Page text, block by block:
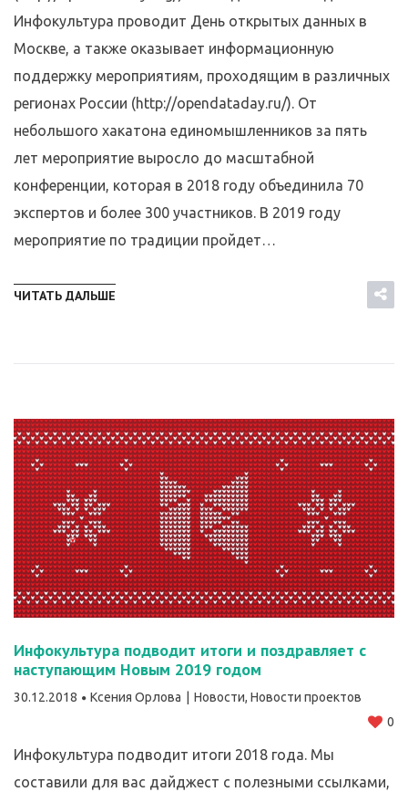
Инфокультура проводит День открытых данных в
Москве, а также оказывает информационную
поддержку мероприятиям, проходящим в различных
регионах России (http://opendataday.ru/). От
небольшого хакатона единомышленников за пять
лет мероприятие выросло до масштабной
конференции, которая в 2018 году объединила 70
экспертов и более 300 участников. В 2019 году
мероприятие по традиции пройдет…
ЧИТАТЬ ДАЛЬШЕ
Инфокультура подводит итоги и поздравляет с
наступающим Новым 2019 годом
30.12.2018 Ксения Орлова Новости, Новости проектов
0
Инфокультура подводит итоги 2018 года. Мы
составили для вас дайджест с полезными ссылками,